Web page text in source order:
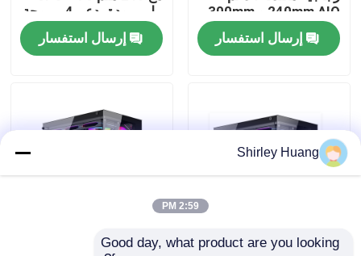
اتصل بنا
القضايا
لوحة مفاتيح وماوس كمبيوتر سلكي
240mm AIO و 300mm
GPU
إرسال استفسار
ملم برودة، دعم 4-مروحة
إرسال استفسار
غلاف ATX كامل البرج مع
Shirley Huang
2:59 PM
Good day, what product are you looking